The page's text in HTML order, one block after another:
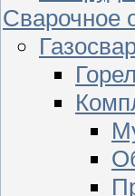
Сварочное